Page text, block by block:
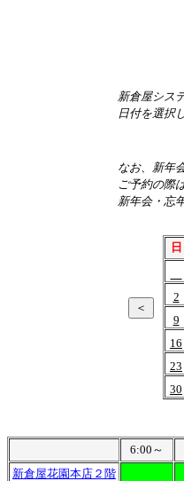
新倉屋シス
日付を選択
なお、新年
ご予約の際
新年会・忘
日
2
9
16
23
30
6:00～
新倉屋花園本店２階